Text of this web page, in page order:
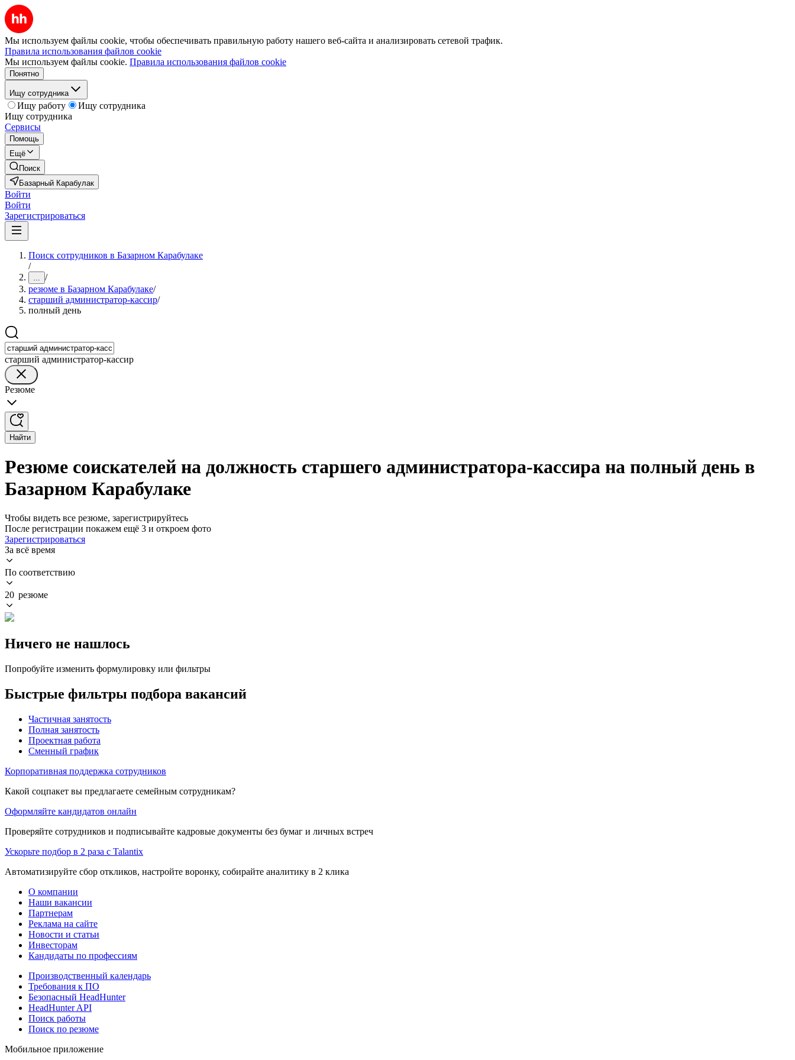
Мы используем файлы cookie, чтобы обеспечивать правильную работу нашего веб-сайта и анализировать сетевой трафик.
Правила использования файлов cookie
Мы используем файлы cookie. Правила использования файлов cookie
Понятно
Ищу сотрудника
Ищу работу
Ищу сотрудника
Ищу сотрудника
Сервисы
Помощь
Ещё
Поиск
Базарный Карабулак
Войти
Войти
Зарегистрироваться
Поиск сотрудников в Базарном Карабулаке
/
... /
резюме в Базарном Карабулаке/
старший администратор-кассир/
полный день
старший администратор-кассир
Резюме
Найти
Резюме соискателей на должность старшего администратора-кассира на полный день в
Базарном Карабулаке
Чтобы видеть все резюме, зарегистрируйтесь
После регистрации покажем ещё 3 и откроем фото
Зарегистрироваться
За всё время
По соответствию
20 резюме
Ничего не нашлось
Попробуйте изменить формулировку или фильтры
Быстрые фильтры подбора вакансий
Частичная занятость
Полная занятость
Проектная работа
Сменный график
Корпоративная поддержка сотрудников
Какой соцпакет вы предлагаете семейным сотрудникам?
Оформляйте кандидатов онлайн
Проверяйте сотрудников и подписывайте кадровые документы без бумаг и личных встреч
Ускорьте подбор в 2 раза с Talantix
Автоматизируйте сбор откликов, настройте воронку, собирайте аналитику в 2 клика
О компании
Наши вакансии
Партнерам
Реклама на сайте
Новости и статьи
Инвесторам
Кандидаты по профессиям
Производственный календарь
Требования к ПО
Безопасный HeadHunter
HeadHunter API
Поиск работы
Поиск по резюме
Мобильное приложение